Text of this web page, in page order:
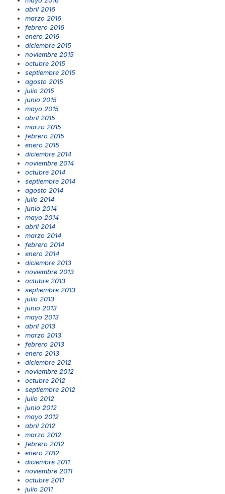
abril 2016
marzo 2016
febrero 2016
enero 2016
diciembre 2015
noviembre 2015
octubre 2015
septiembre 2015
agosto 2015
julio 2015
junio 2015
mayo 2015
abril 2015
marzo 2015
febrero 2015
enero 2015
diciembre 2014
noviembre 2014
octubre 2014
septiembre 2014
agosto 2014
julio 2014
junio 2014
mayo 2014
abril 2014
marzo 2014
febrero 2014
enero 2014
diciembre 2013
noviembre 2013
octubre 2013
septiembre 2013
julio 2013
junio 2013
mayo 2013
abril 2013
marzo 2013
febrero 2013
enero 2013
diciembre 2012
noviembre 2012
octubre 2012
septiembre 2012
julio 2012
junio 2012
mayo 2012
abril 2012
marzo 2012
febrero 2012
enero 2012
diciembre 2011
noviembre 2011
octubre 2011
julio 2011